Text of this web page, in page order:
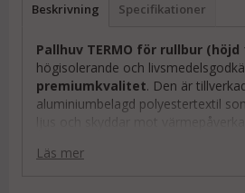
Beskrivning Specifikationer
Pallhuv TERMO för rullbur (höjd
högisolerande och
premiumkvalitet. Den är
aluminium­belagd polyestertextil
ljus och skyddar mot
Läs mer